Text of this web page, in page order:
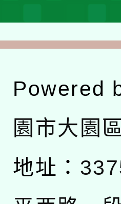
Powered
園市大園
地址：